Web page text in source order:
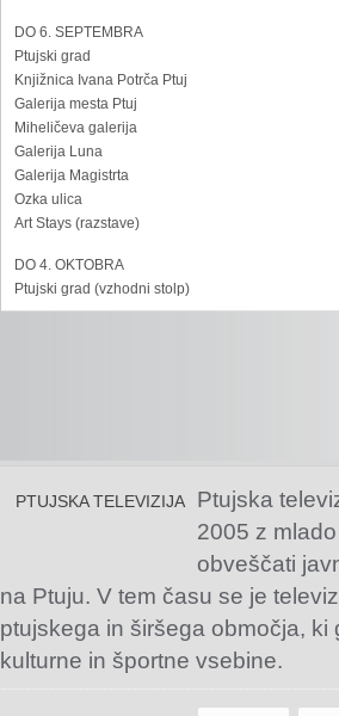
DO 6. SEPTEMBRA
Ptujski grad
Knjižnica Ivana Potrča Ptuj
Galerija mesta Ptuj
Miheličeva galerija
Galerija Luna
Galerija Magistrta
Ozka ulica
Art Stays (razstave)
DO 4. OKTOBRA
Ptujski grad (vzhodni stolp)
PTUJSKA TELEVIZIJA
Ptujska
2005 z
obveščati
na Ptuju. V tem času se je
ptujskega in širšega območja,
kulturne in športne vsebine.